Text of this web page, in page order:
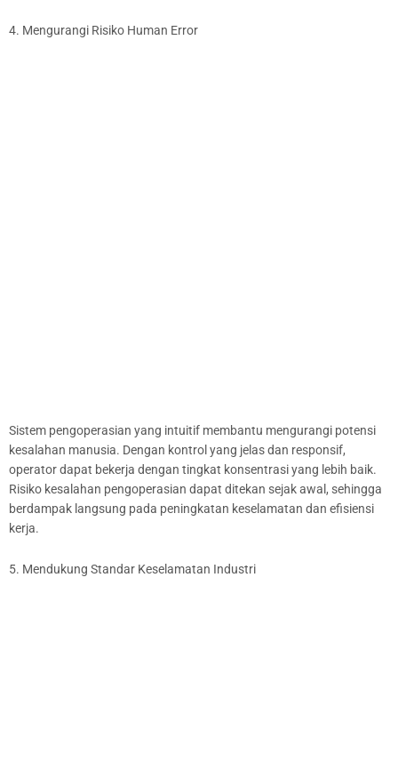
4. Mengurangi Risiko Human Error
Sistem pengoperasian yang intuitif membantu mengurangi potensi
kesalahan manusia. Dengan kontrol yang jelas dan responsif,
operator dapat bekerja dengan tingkat konsentrasi yang lebih baik.
Risiko kesalahan pengoperasian dapat ditekan sejak awal, sehingga
berdampak langsung pada peningkatan keselamatan dan efisiensi
kerja.
5. Mendukung Standar Keselamatan Industri